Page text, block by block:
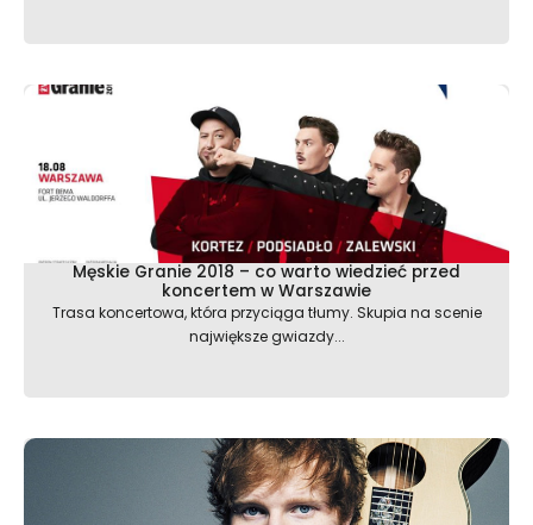
Męskie Granie 2018 – co warto wiedzieć przed
koncertem w Warszawie
Trasa koncertowa, która przyciąga tłumy. Skupia na scenie
największe gwiazdy...